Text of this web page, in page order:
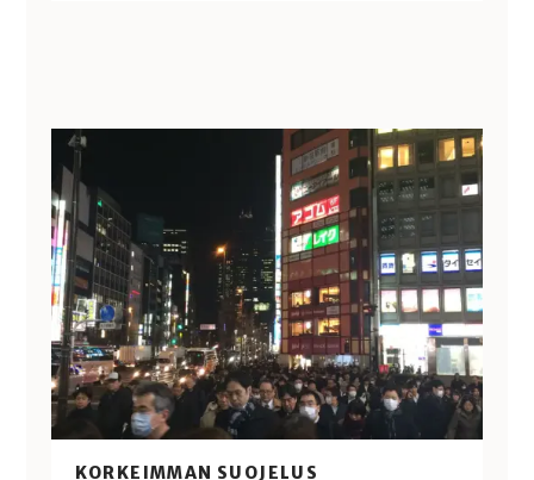
KORKEIMMAN SUOJELUS